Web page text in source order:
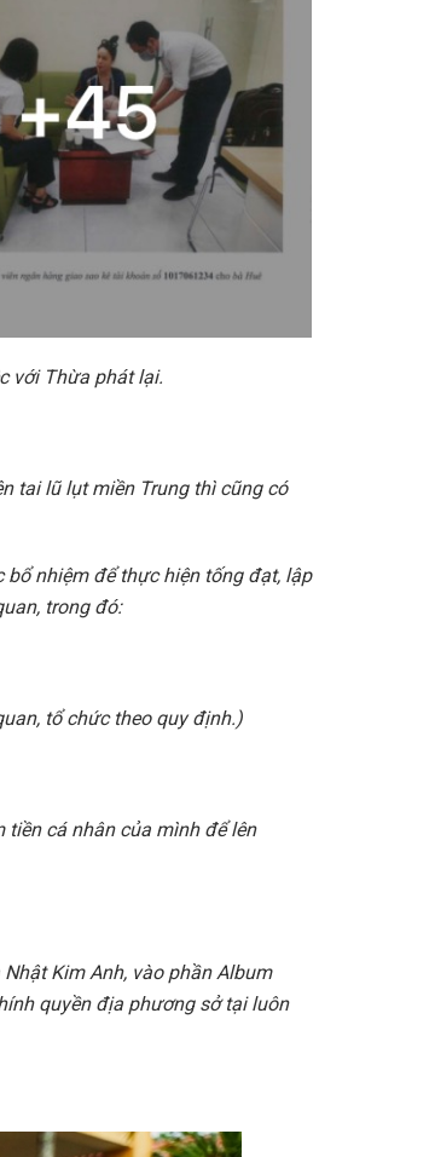
với Thừa phát lại.
tai lũ lụt miền Trung thì cũng có
nhiệm để thực hiện tống đạt, lập
trong đó:
tổ chức theo quy định.)
tiền cá nhân của mình để lên
Kim Anh, vào phần Album
quyền địa phương sở tại luôn